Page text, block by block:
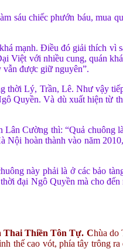
sáu chiếc phướn báu, mua
mạnh. Ðiều đó giải thích vì
Việt với nhiều cung, quán
được giữ nguyên”.
thời Lý, Trần, Lê. Như vậy
Quyền. Và dù xuất hiện từ
Cường thì: “Quả chuông
hoàn thành vào năm
này phải là ở các bảo
đại Ngô Quyền mà cho
Thai Thiền Tôn Tự. Chùa do
thế cao vót, phía tây trông ra